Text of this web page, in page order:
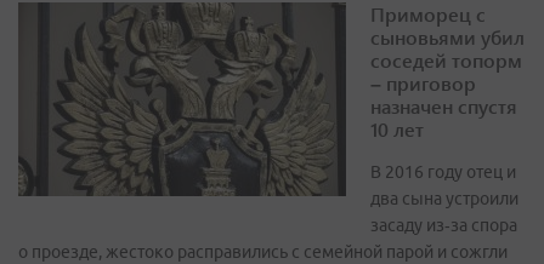
Приморец с
сыновьями убил
соседей топорм
– приговор
назначен спустя
10 лет
В 2016 году отец и
два сына устроили
засаду из‑за спора
о проезде, жестоко расправились с семейной парой и сожгли